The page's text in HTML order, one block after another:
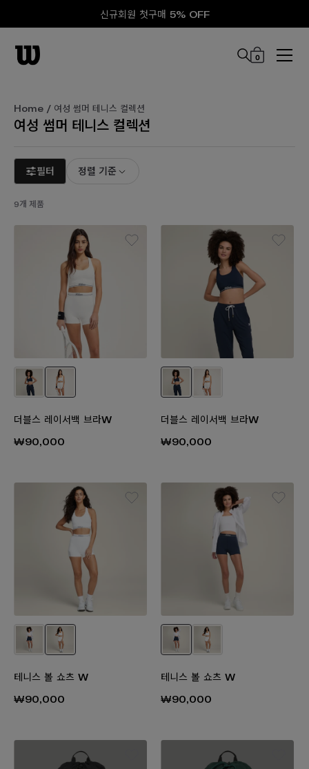
신규회원 첫구매 5% OFF
0
Home / 여성 썸머 테니스 컬렉션
여성 썸머 테니스 컬렉션
필터 정렬 기준
9개 제품
더블스 레이서백 브라W
₩90,000
더블스 레이서백 브라W
₩90,000
테니스 볼 쇼츠 W
₩90,000
테니스 볼 쇼츠 W
₩90,000